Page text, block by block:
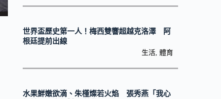
世界盃歷史第一人！梅西雙響超越克洛澤 阿
根廷提前出線
生活, 體育
水果鮮嫩欲滴、朱槿燦若火焰 張秀燕「我心